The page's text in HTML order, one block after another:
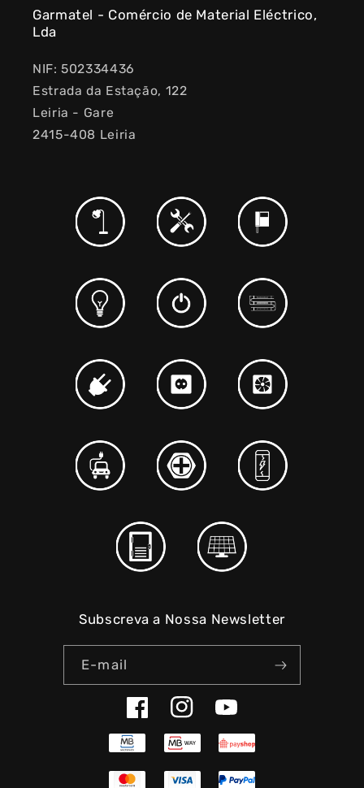
Garmatel - Comércio de Material Eléctrico,
Lda
NIF: 502334436
Estrada da Estação, 122
Leiria - Gare
2415-408 Leiria
Subscreva a Nossa Newsletter
E-mail
FacebookInstagramYouTube